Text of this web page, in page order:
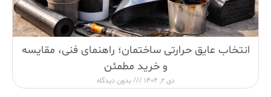
انتخاب عایق حرارتی ساختمان؛ راهنمای فنی، مقایسه
و خرید مطمئن
دی 2, 1404 بدون دیدگاه